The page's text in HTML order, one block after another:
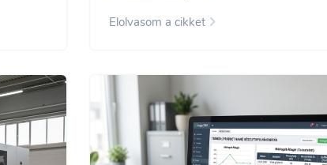
Elolvasom a cikket